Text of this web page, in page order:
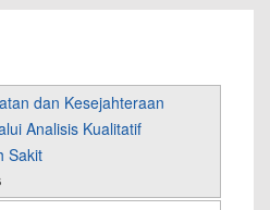
dan Kesejahteraan
Analisis Kualitatif
Sakit